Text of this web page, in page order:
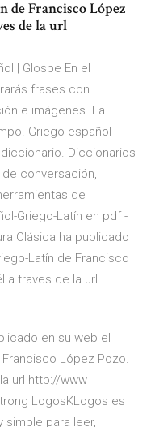
de Francisco López
de la url
| Glosbe En el
frases con
e imágenes. La
Griego-español
Diccionarios
conversación,
de
Griego-Latín en pdf -
Clásica ha publicado
Latín de Francisco
a traves de la url
en su web el
López Pozo.
url http://www
LogosKLogos es
simple para leer,